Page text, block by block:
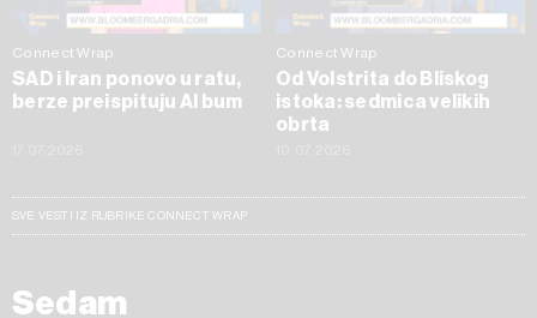
Connect Wrap
SAD i Iran ponovo u ratu,
berze preispituju AI bum
Connect Wrap
Od Volstrita do Bliskog
istoka: sedmica velikih
obrta
SVE VESTI IZ RUBRIKE CONNECT WRAP
Sedam